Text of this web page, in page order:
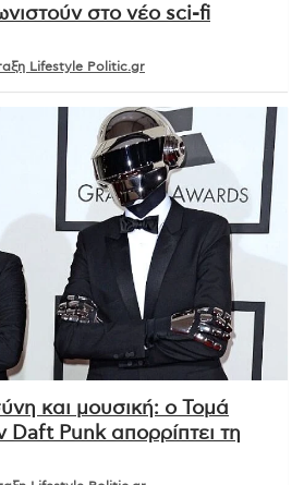
στο νέο sci-fi
Lifestyle Politic.gr
και μουσική: ο Τομά
Daft Punk απορρίπτει τη